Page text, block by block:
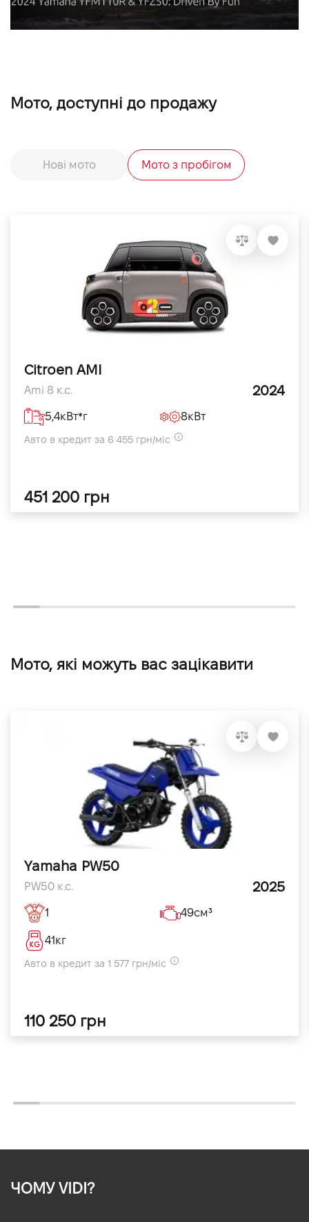
Мото, доступні до продажу
Нові мото Мото з пробігом
Citroen AMI
Ami 8 к.с. 2024
5,4кВт*г 8кВт
Авто в кредит за 6 455 грн/міс
451 200 грн
Мото, які можуть вас зацікавити
Yamaha PW50
PW50 к.с. 2025
1 49см³
41кг
Авто в кредит за 1 577 грн/міс
110 250 грн
ЧОМУ VIDI?